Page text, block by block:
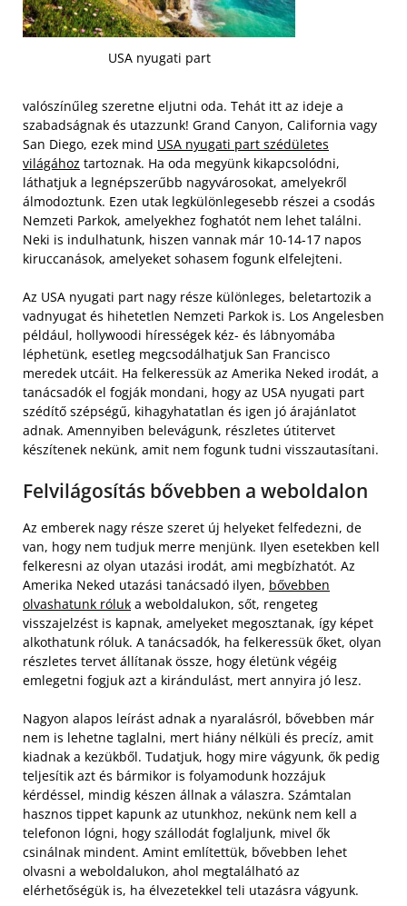
USA nyugati part
valószínűleg szeretne eljutni oda. Tehát itt az ideje a
szabadságnak és utazzunk! Grand Canyon, California vagy
San Diego, ezek mind USA nyugati part szédületes
világához tartoznak. Ha oda megyünk kikapcsolódni,
láthatjuk a legnépszerűbb nagyvárosokat, amelyekről
álmodoztunk. Ezen utak legkülönlegesebb részei a csodás
Nemzeti Parkok, amelyekhez foghatót nem lehet találni.
Neki is indulhatunk, hiszen vannak már 10-14-17 napos
kiruccanások, amelyeket sohasem fogunk elfelejteni.
Az USA nyugati part nagy része különleges, beletartozik a
vadnyugat és hihetetlen Nemzeti Parkok is. Los Angelesben
például, hollywoodi hírességek kéz- és lábnyomába
léphetünk, esetleg megcsodálhatjuk San Francisco
meredek utcáit. Ha felkeressük az Amerika Neked irodát, a
tanácsadók el fogják mondani, hogy az USA nyugati part
szédítő szépségű, kihagyhatatlan és igen jó árajánlatot
adnak. Amennyiben belevágunk, részletes útitervet
készítenek nekünk, amit nem fogunk tudni visszautasítani.
Felvilágosítás bővebben a weboldalon
Az emberek nagy része szeret új helyeket felfedezni, de
van, hogy nem tudjuk merre menjünk. Ilyen esetekben kell
felkeresni az olyan utazási irodát, ami megbízhatót. Az
Amerika Neked utazási tanácsadó ilyen, bővebben
olvashatunk róluk a weboldalukon, sőt, rengeteg
visszajelzést is kapnak, amelyeket megosztanak, így képet
alkothatunk róluk. A tanácsadók, ha felkeressük őket, olyan
részletes tervet állítanak össze, hogy életünk végéig
emlegetni fogjuk azt a kirándulást, mert annyira jó lesz.
Nagyon alapos leírást adnak a nyaralásról, bővebben már
nem is lehetne taglalni, mert hiány nélküli és precíz, amit
kiadnak a kezükből. Tudatjuk, hogy mire vágyunk, ők pedig
teljesítik azt és bármikor is folyamodunk hozzájuk
kérdéssel, mindig készen állnak a válaszra. Számtalan
hasznos tippet kapunk az utunkhoz, nekünk nem kell a
telefonon lógni, hogy szállodát foglaljunk, mivel ők
csinálnak mindent. Amint említettük, bővebben lehet
olvasni a weboldalukon, ahol megtalálható az
elérhetőségük is, ha élvezetekkel teli utazásra vágyunk.